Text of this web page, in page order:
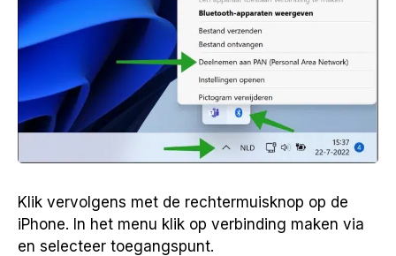
Klik vervolgens met de rechtermuisknop op de
iPhone. In het menu klik op verbinding maken via
en selecteer toegangspunt.